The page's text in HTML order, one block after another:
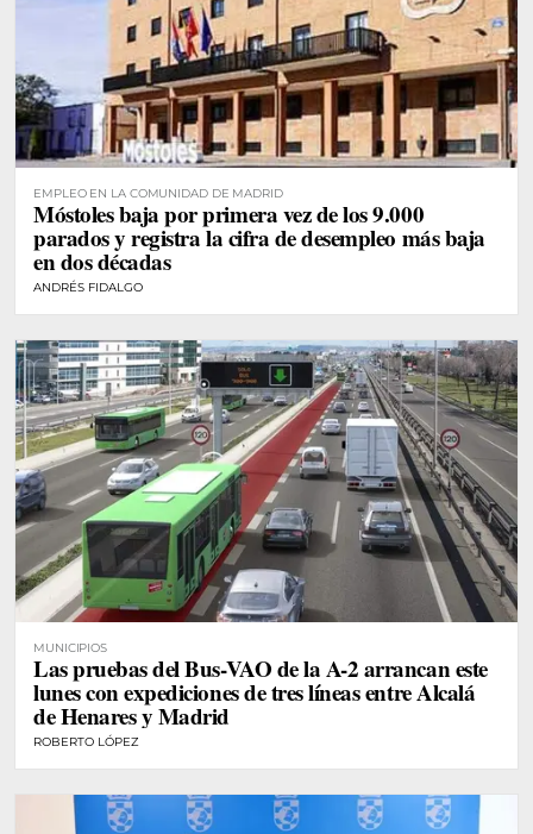
EMPLEO EN LA COMUNIDAD DE MADRID
Móstoles baja por primera vez de los 9.000
parados y registra la cifra de desempleo más baja
en dos décadas
ANDRÉS FIDALGO
MUNICIPIOS
Las pruebas del Bus-VAO de la A-2 arrancan este
lunes con expediciones de tres líneas entre Alcalá
de Henares y Madrid
ROBERTO LÓPEZ